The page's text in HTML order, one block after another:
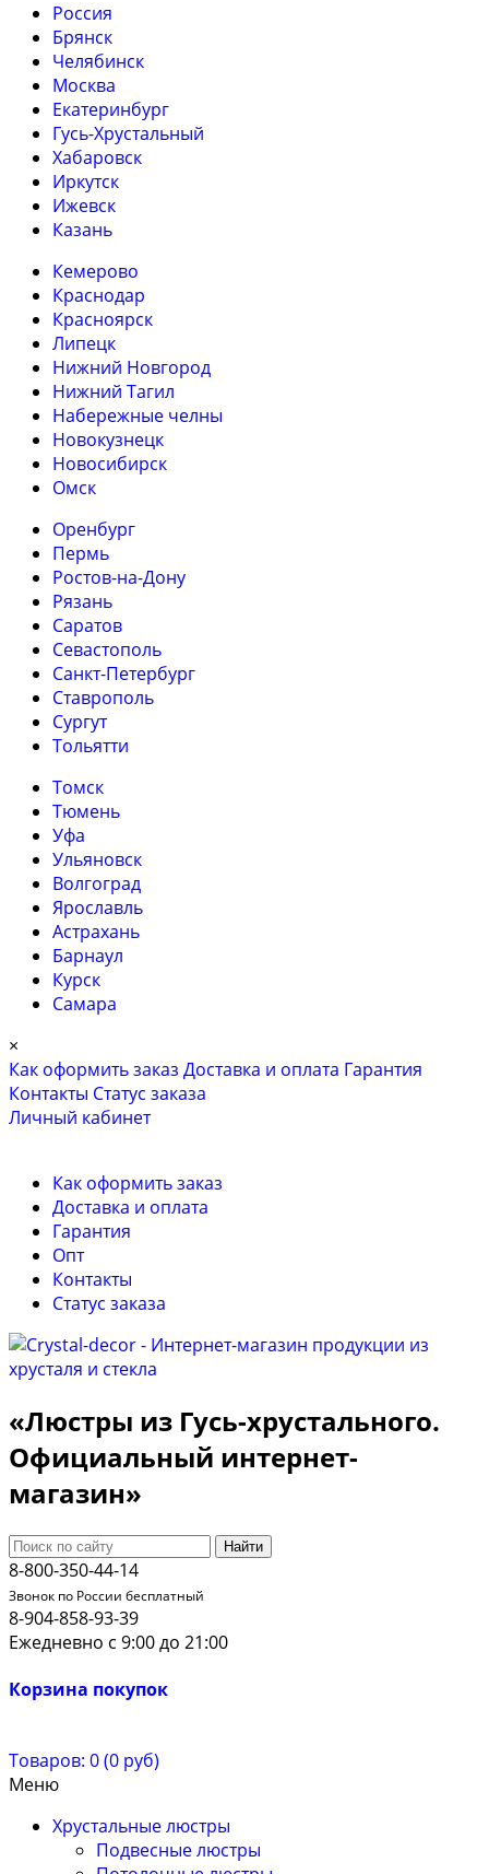
Россия
Брянск
Челябинск
Москва
Екатеринбург
Гусь-Хрустальный
Хабаровск
Иркутск
Ижевск
Казань
Кемерово
Краснодар
Красноярск
Липецк
Нижний Новгород
Нижний Тагил
Набережные челны
Новокузнецк
Новосибирск
Омск
Оренбург
Пермь
Ростов-на-Дону
Рязань
Саратов
Севастополь
Санкт-Петербург
Ставрополь
Сургут
Тольятти
Томск
Тюмень
Уфа
Ульяновск
Волгоград
Ярославль
Астрахань
Барнаул
Курск
Самара
×
Как оформить заказ Доставка и оплата Гарантия
Контакты Cтатус заказа
Личный кабинет
Как оформить заказ
Доставка и оплата
Гарантия
Опт
Контакты
Cтатус заказа
«Люстры из Гусь-хрустального.
Официальный интернет-
магазин»
Найти
8-800-350-44-14
Звонок по России бесплатный
8-904-858-93-39
Ежедневно с 9:00 до 21:00
Корзина покупок
Товаров: 0 (0 руб)
Меню
Хрустальные люстры
Подвесные люстры